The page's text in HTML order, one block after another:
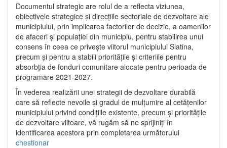
Documentul strategic are rolul de a reflecta viziunea,
obiectivele strategice și direcțiile sectoriale de dezvoltare ale
municipiului, prin implicarea factorilor de decizie, a oamenilor
de afaceri și populației din municipiu, pentru stabilirea unui
consens în ceea ce privește viitorul municipiului Slatina,
precum și pentru a stabili prioritățile și criteriile pentru
absorbția de fonduri comunitare alocate pentru perioada de
programare 2021-2027.
În vederea realizării unei strategii de dezvoltare durabilă
care să reflecte nevoile și gradul de mulțumire al cetățenilor
municipiului privind condițiile existente, precum și prioritățile
de dezvoltare viitoare, vă rugăm să ne sprijiniți în
identificarea acestora prin completarea următorului
chestionar